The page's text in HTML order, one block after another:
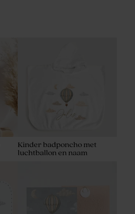
Kinder badponcho met
luchtballon en naam